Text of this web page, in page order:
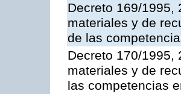
Decreto 169/1995,
materiales y de
de las
Decreto 170/1995,
materiales y de
las competencias